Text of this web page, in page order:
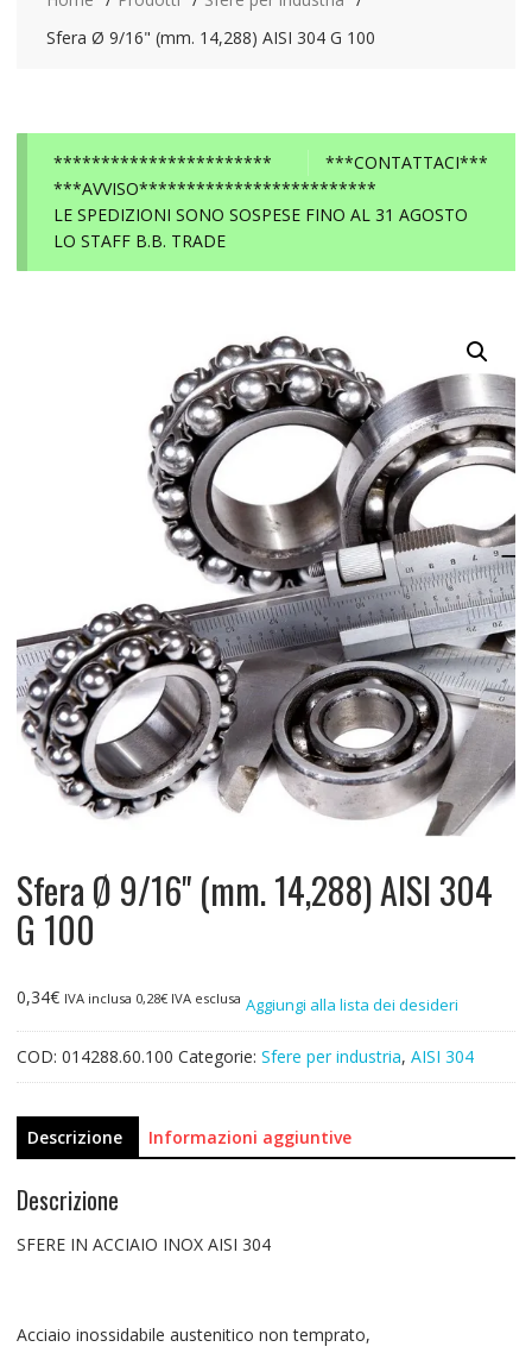
Sfera Ø 9/16" (mm. 14,288) AISI 304 G 100
***CONTATTACI***
***********************
***AVVISO*************************
LE SPEDIZIONI SONO SOSPESE FINO AL 31 AGOSTO
LO STAFF B.B. TRADE
Sfera Ø 9/16" (mm. 14,288) AISI 304
G 100
0,34€ IVA inclusa 0,28€IVA esclusa Aggiungi alla lista dei desideri
COD: 014288.60.100 Categorie: Sfere per industria, AISI 304
Descrizione Informazioni aggiuntive
Descrizione
SFERE IN ACCIAIO INOX AISI 304
Acciaio inossidabile austenitico non temprato,